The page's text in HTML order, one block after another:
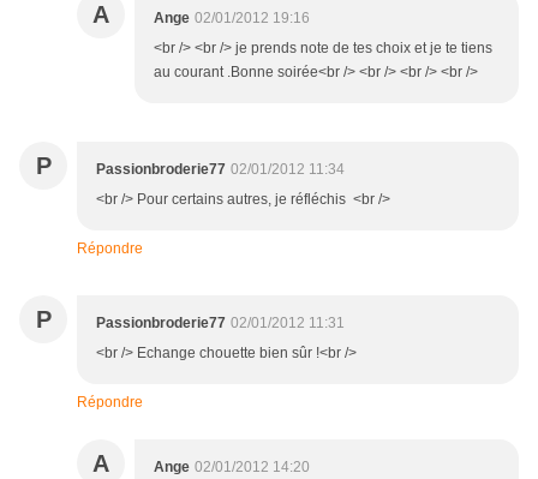
A Ange 02/01/2012 19:16
<br /> <br /> je prends note de tes choix et je te tiens
au courant .Bonne soirée<br /> <br /> <br /> <br />
P Passionbroderie77 02/01/2012 11:34
<br /> Pour certains autres, je réfléchis <br />
Répondre
P Passionbroderie77 02/01/2012 11:31
<br /> Echange chouette bien sûr !<br />
Répondre
A Ange 02/01/2012 14:20